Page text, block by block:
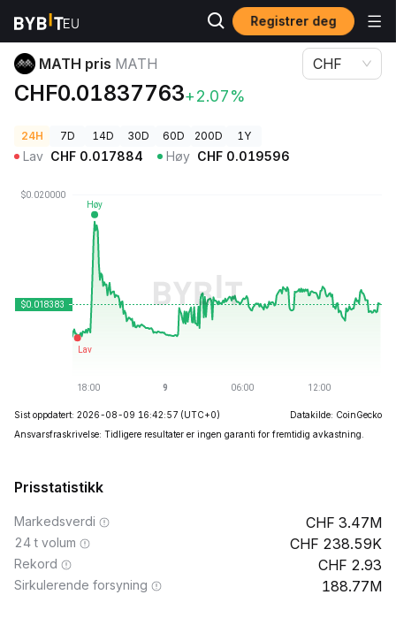
Registrer deg
Kryptopriser
MATH pris MATH
CHF0.01837763+2.07%
CHF
24H 7D 14D 30D 60D 200D 1Y
Lav CHF 0.017884 Høy CHF 0.019596
Sist oppdatert: 2026-08-09 16:42:57 (UTC+0)
Datakilde: CoinGecko
Ansvarsfraskrivelse: Tidligere resultater er ingen garanti for fremtidig avkastning.
Prisstatistikk
Markedsverdi 3.47M
24 t volum 238.59K
Rekord 2.93
Sirkulerende forsyning 188.77M